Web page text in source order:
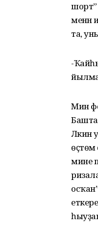
шорт”
менән
та,
-
Мин
Башта
Ләкин
мине